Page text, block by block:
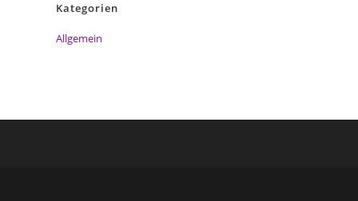
Kategorien
Allgemein